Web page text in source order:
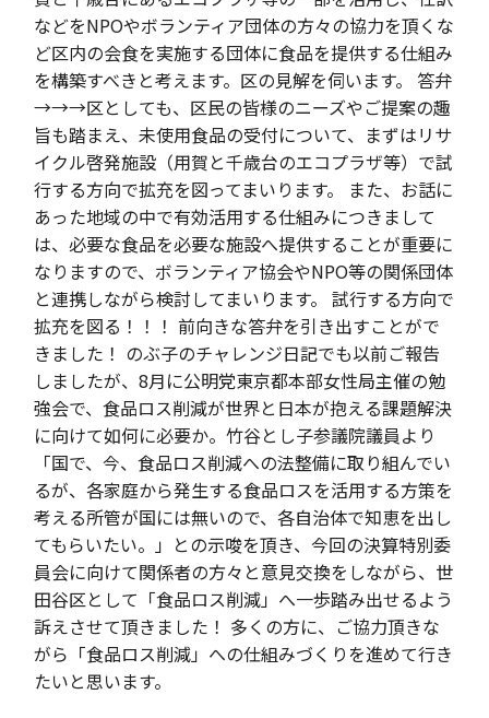
などをNPOやボランティア団体の方々の協力を頂くな
ど区内の会食を実施する団体に食品を提供する仕組み
を構築すべきと考えます。区の見解を伺います。 答弁
→→→区としても、区民の皆様のニーズやご提案の趣
旨も踏まえ、未使用食品の受付について、まずはリサ
イクル啓発施設（用賀と千歳台のエコプラザ等）で試
行する方向で拡充を図ってまいります。 また、お話に
あった地域の中で有効活用する仕組みにつきまして
は、必要な食品を必要な施設へ提供することが重要に
なりますので、ボランティア協会やNPO等の関係団体
と連携しながら検討してまいります。 試行する方向で
拡充を図る！！！ 前向きな答弁を引き出すことがで
きました！ のぶ子のチャレンジ日記でも以前ご報告
しましたが、8月に公明党東京都本部女性局主催の勉
強会で、食品ロス削減が世界と日本が抱える課題解決
に向けて如何に必要か。竹谷とし子参議院議員より
「国で、今、食品ロス削減への法整備に取り組んでい
るが、各家庭から発生する食品ロスを活用する方策を
考える所管が国には無いので、各自治体で知恵を出し
てもらいたい。」との示唆を頂き、今回の決算特別委
員会に向けて関係者の方々と意見交換をしながら、世
田谷区として「食品ロス削減」へ一歩踏み出せるよう
訴えさせて頂きました！ 多くの方に、ご協力頂きな
がら「食品ロス削減」への仕組みづくりを進めて行き
たいと思います。